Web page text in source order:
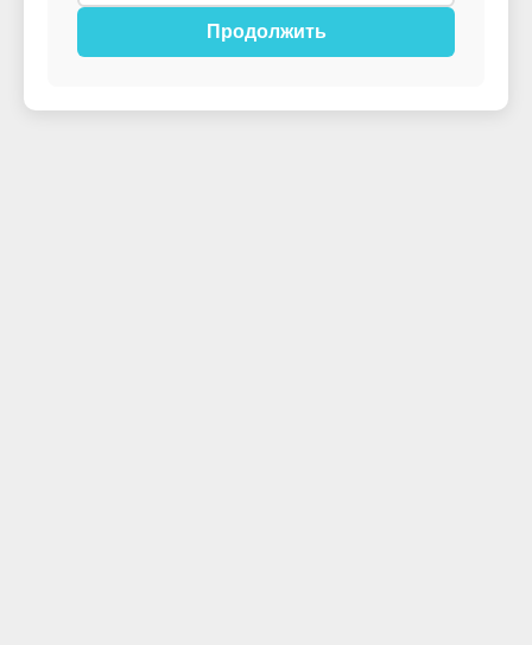
Продолжить